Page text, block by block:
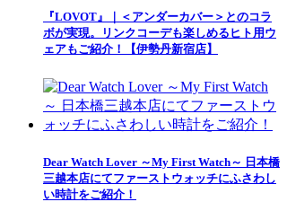
『LOVOT』｜＜アンダーカバー＞とのコラ
ボが実現。リンクコーデも楽しめるヒト用ウ
ェアもご紹介！【伊勢丹新宿店】
Dear Watch Lover ～My First Watch～ 日本橋
三越本店にてファーストウォッチにふさわし
い時計をご紹介！